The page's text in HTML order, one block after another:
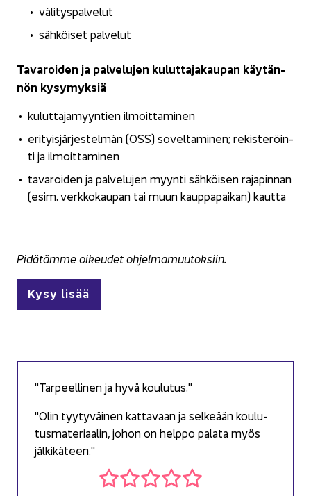
vä­li­tys­pal­ve­lut
säh­köi­set pal­ve­lut
Ta­va­roi­den ja pal­ve­lu­jen ku­lut­ta­ja­kau­pan käy­tän­
nön ky­sy­myk­siä
ku­lut­ta­ja­myyn­tien il­moit­ta­mi­nen
eri­tyis­jär­jes­tel­män (OSS) so­vel­ta­mi­nen; re­kis­te­röin­
ti ja il­moit­ta­mi­nen
ta­va­roi­den ja pal­ve­lu­jen myyn­ti säh­köi­sen ra­ja­pin­nan
(esim. verk­ko­kau­pan tai muun kaup­pa­pai­kan) kaut­ta
Pi­dä­täm­me oi­keu­det oh­jel­ma­muu­tok­siin.
Kysy lisää
"Tar­peel­li­nen ja hyvä kou­lu­tus."
"Olin tyy­ty­väi­nen kat­ta­vaan ja sel­ke­ään kou­lu­
tus­ma­te­ri­aa­lin, johon on help­po pa­la­ta myös
jäl­ki­kä­teen."